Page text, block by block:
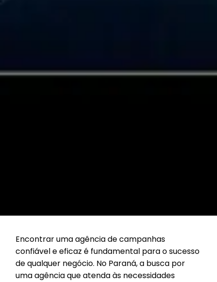
Encontrar uma agência de campanhas
confiável e eficaz é fundamental para o sucesso
de qualquer negócio. No Paraná, a busca por
uma agência que atenda às necessidades